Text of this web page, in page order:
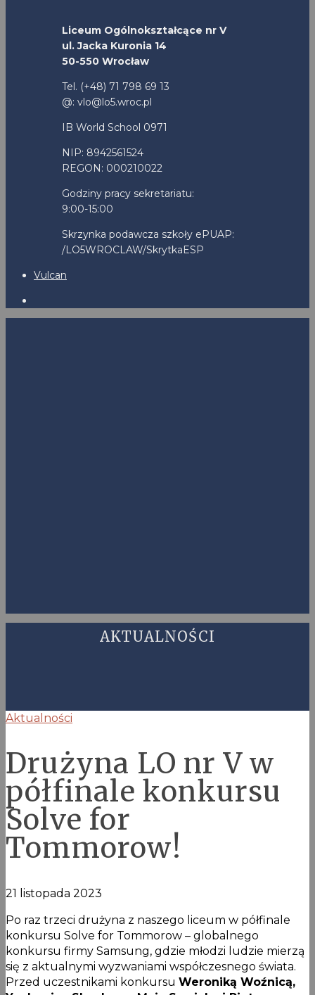
Liceum Ogólnokształcące nr V
ul. Jacka Kuronia 14
50-550 Wrocław
Tel. (+48) 71 798 69 13
@: vlo@lo5.wroc.pl
IB World School 0971
NIP: 8942561524
REGON: 000210022
Godziny pracy sekretariatu:
9:00-15:00
Skrzynka podawcza szkoły ePUAP:
/LO5WROCLAW/SkrytkaESP
Vulcan
AKTUALNOŚCI
Aktualności
Drużyna LO nr V w
półfinale konkursu
Solve for
Tommorow!
21 listopada 2023
Po raz trzeci drużyna z naszego liceum w półfinale
konkursu Solve for Tommorow – globalnego
konkursu firmy Samsung, gdzie młodzi ludzie mierzą
się z aktualnymi wyzwaniami współczesnego świata.
Przed uczestnikami konkursu Weroniką Woźnicą,